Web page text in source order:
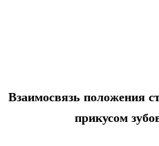
Взаимосвязь положения
прикусом